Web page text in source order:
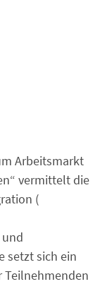
Arbeitsmarkt
vermittelt die
(
setzt sich ein
Teilnehmenden